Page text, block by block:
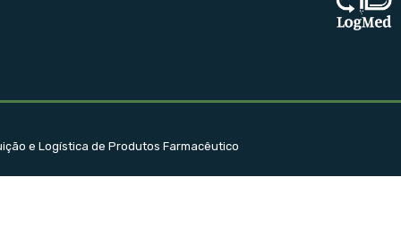
e Logística de Produtos Farmacêutico